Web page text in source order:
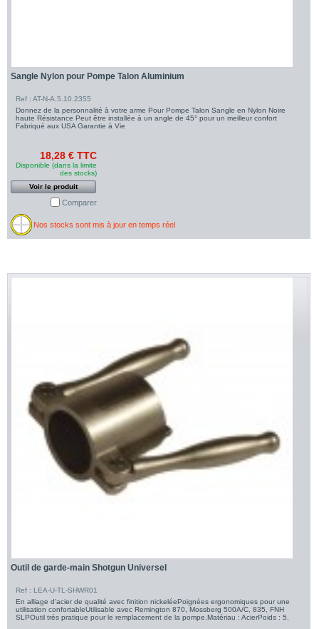
Sangle Nylon pour Pompe Talon Aluminium
Ref : AT-N-A.5.10.2355
Donnez de la personnalité à votre arme Pour Pompe Talon Sangle en Nylon Noire
haute Résistance Peut être installée à un angle de 45° pour un meilleur confort
Fabriqué aux USA Garantie à Vie
18,28 € TTC
Disponible (dans la limite
des stocks)
Voir le produit
Comparer
Nos stocks sont mis à jour en temps réel
Outil de garde-main Shotgun Universel
Ref : LEA-U-TL-SHWR01
En alliage d'acier de qualité avec finition nickeléePoignées ergonomiques pour une
utilisation confortableUtilisable avec Remington 870, Mossberg 500A/C, 835, FNH
SLPOutil très pratique pour le remplacement de la pompe.Matériau : AcierPoids : 5.